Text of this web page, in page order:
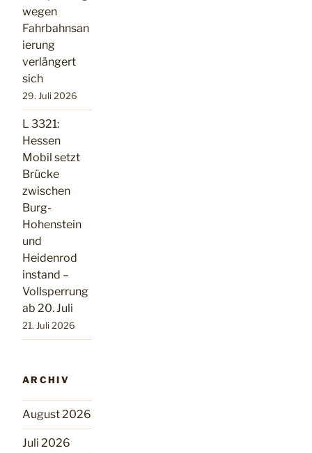
wegen
Fahrbahnsan
ierung
verlängert
sich
29. Juli 2026
L 3321:
Hessen
Mobil setzt
Brücke
zwischen
Burg-
Hohenstein
und
Heidenrod
instand –
Vollsperrung
ab 20. Juli
21. Juli 2026
ARCHIV
August 2026
Juli 2026